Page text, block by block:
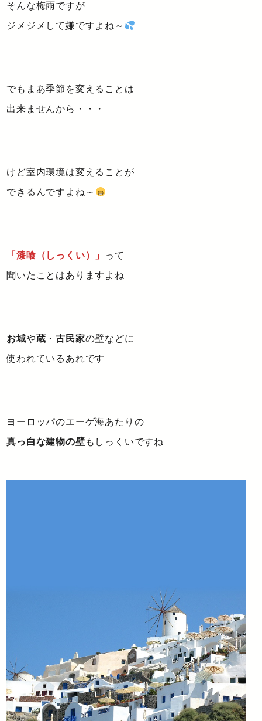
そんな梅雨ですが
ジメジメして嫌ですよね～
でもまあ季節を変えることは
出来ませんから・・・
けど室内環境は変えることが
できるんですよね～
「漆喰（しっくい）」
って
聞いたことはありますよね
お城や蔵 ・古民家の壁などに
使われているあれです
ヨーロッパのエーゲ海あたりの
真っ白な建物の壁 もしっくいですね